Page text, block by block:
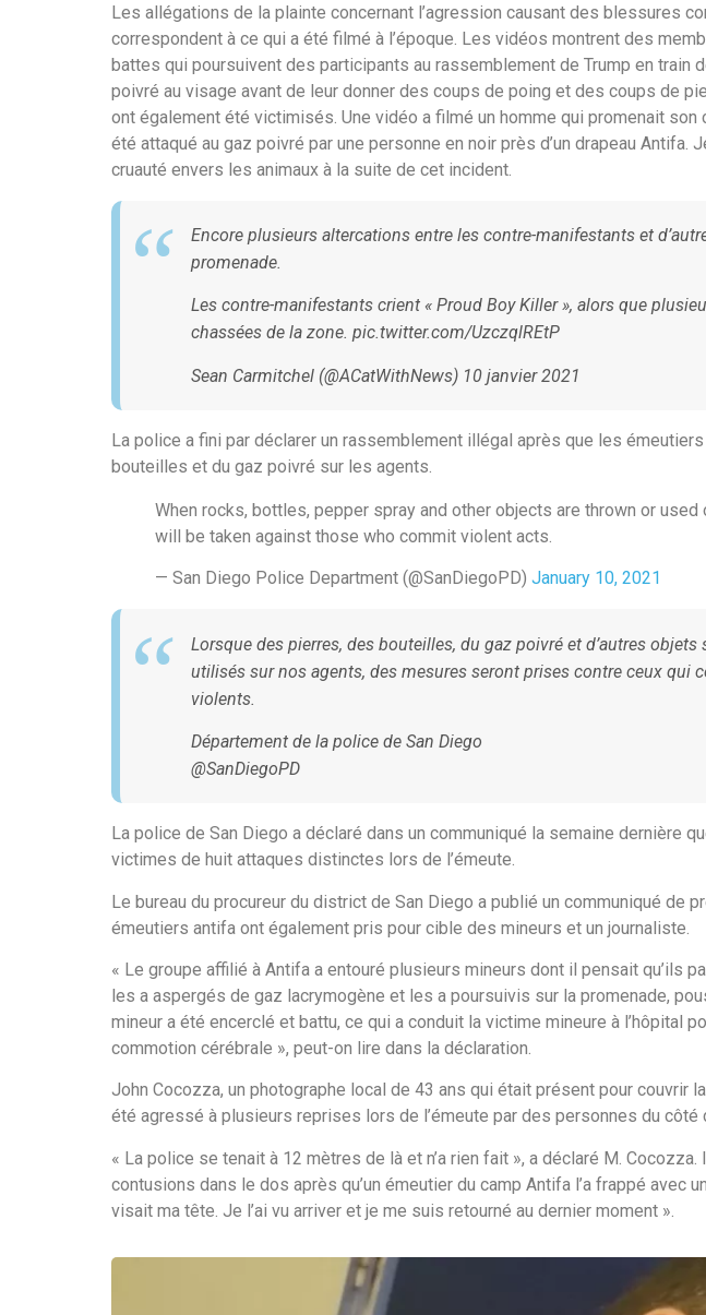
Les allégations de la plainte concernant l’agression causant des blessures
correspondent à ce qui a été filmé à l’époque. Les vidéos montrent des
battes qui poursuivent des participants au rassemblement de Trump en train
poivré au visage avant de leur donner des coups de poing et des coups de
ont également été victimisés. Une vidéo a filmé un homme qui promenait son
été attaqué au gaz poivré par une personne en noir près d’un drapeau Antifa.
cruauté envers les animaux à la suite de cet incident.
Encore plusieurs altercations entre les contre-manifestants et
promenade.
Les contre-manifestants crient « Proud Boy Killer », alors que
chassées de la zone. pic.twitter.com/UzczqlREtP
Sean Carmitchel (@ACatWithNews) 10 janvier 2021
La police a fini par déclarer un rassemblement illégal après que les
bouteilles et du gaz poivré sur les agents.
When rocks, bottles, pepper spray and other objects are thrown or used
will be taken against those who commit violent acts.
— San Diego Police Department (@SanDiegoPD) January 10, 2021
Lorsque des pierres, des bouteilles, du gaz poivré et d’autres objets
utilisés sur nos agents, des mesures seront prises contre ceux qui
violents.
Département de la police de San Diego
@SanDiegoPD
La police de San Diego a déclaré dans un communiqué la semaine dernière
victimes de huit attaques distinctes lors de l’émeute.
Le bureau du procureur du district de San Diego a publié un communiqué de
émeutiers antifa ont également pris pour cible des mineurs et un journaliste.
« Le groupe affilié à Antifa a entouré plusieurs mineurs dont il pensait qu’ils
les a aspergés de gaz lacrymogène et les a poursuivis sur la promenade,
mineur a été encerclé et battu, ce qui a conduit la victime mineure à l’hôpital
commotion cérébrale », peut-on lire dans la déclaration.
John Cocozza, un photographe local de 43 ans qui était présent pour couvrir
été agressé à plusieurs reprises lors de l’émeute par des personnes du côté
« La police se tenait à 12 mètres de là et n’a rien fait », a déclaré M.
contusions dans le dos après qu’un émeutier du camp Antifa l’a frappé avec
visait ma tête. Je l’ai vu arriver et je me suis retourné au dernier moment ».